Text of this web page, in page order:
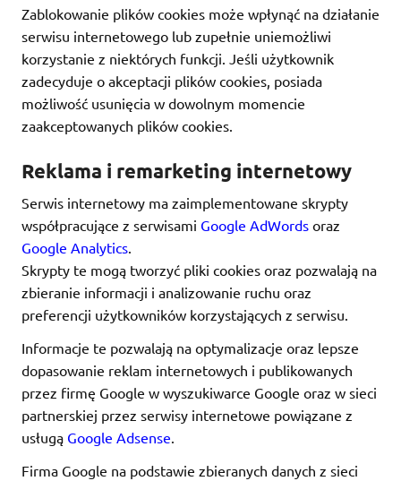
Zablokowanie plików cookies może wpłynąć na działanie
serwisu internetowego lub zupełnie uniemożliwi
korzystanie z niektórych funkcji. Jeśli użytkownik
zadecyduje o akceptacji plików cookies, posiada
możliwość usunięcia w dowolnym momencie
zaakceptowanych plików cookies.
Reklama i remarketing internetowy
Serwis internetowy ma zaimplementowane skrypty
współpracujące z serwisami Google AdWords oraz
Google Analytics.
Skrypty te mogą tworzyć pliki cookies oraz pozwalają na
zbieranie informacji i analizowanie ruchu oraz
preferencji użytkowników korzystających z serwisu.
Informacje te pozwalają na optymalizacje oraz lepsze
dopasowanie reklam internetowych i publikowanych
przez firmę Google w wyszukiwarce Google oraz w sieci
partnerskiej przez serwisy internetowe powiązane z
usługą Google Adsense.
Firma Google na podstawie zbieranych danych z sieci